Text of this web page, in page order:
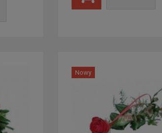
Nowy